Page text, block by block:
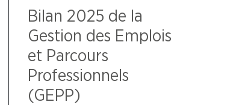
Bilan 2025 de la
Gestion des Emplois
et Parcours
Professionnels
(GEPP)